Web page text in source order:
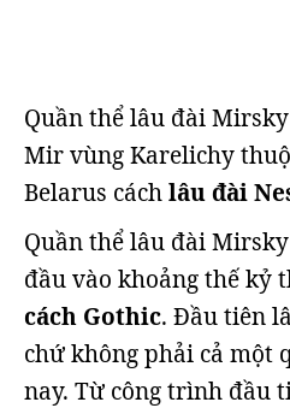
Quần thể lâu đài
Mir vùng Karelichy
Belarus cáchlâu đài
Quần thể lâu đài
đầu vào khoảng thế kỷ
cách Gothic. Đầu tiên
chứ không phải cả một
nay. Từ công trình đầu